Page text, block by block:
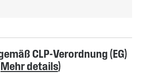
CLP-Verordnung (EG)
Mehr details)